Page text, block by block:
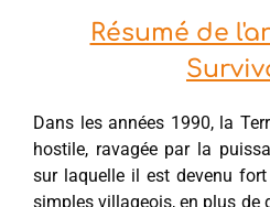
Résumé de
Dans les années 1990, la
hostile, ravagée par la
sur laquelle il est devenu
simples villageois, en plus de